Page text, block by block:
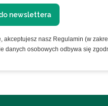
newslettera
akceptujesz nasz Regulamin (w
danych osobowych odbywa się